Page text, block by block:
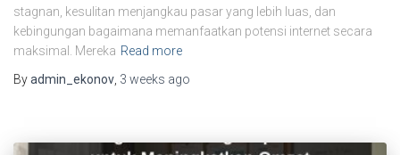
stagnan, kesulitan menjangkau pasar yang lebih luas, dan
kebingungan bagaimana memanfaatkan potensi internet secara
maksimal. Mereka Read more
Byadmin_ekonov 3 weeks ago